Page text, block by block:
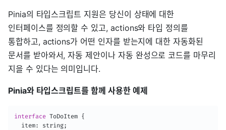
Pinia의 타입스크립트 지원은 당신이 상태에 대한
인터페이스를 정의할 수 있고, actions와 타입 정의를
통합하고, actions가 어떤 인자를 받는지에 대한 자동화된
문서를 받아와서, 자동 제안이나 자동 완성으로 코드를 마무리
지을 수 있다는 의미입니다.
Pinia와 타입스크립트를 함께 사용한 예제
interface ToDoItem {
  item
: string;